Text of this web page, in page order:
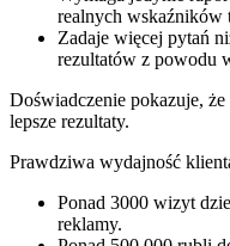
realnych wskaźników
Zadaje więcej pytań
rezultatów z powodu
Doświadczenie pokazuje,
lepsze rezultaty.
Prawdziwa wydajność
Ponad 3000 wizyt
reklamy.